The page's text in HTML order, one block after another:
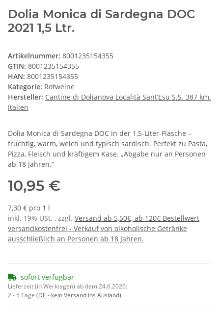
Dolia Monica di Sardegna DOC
2021 1,5 Ltr.
Artikelnummer: 8001235154355
GTIN: 8001235154355
HAN: 8001235154355
Kategorie: Rotweine
Hersteller: Cantine di Dolianova Località Sant’Esu S.S. 387 km.
Italien
Dolia Monica di Sardegna DOC in der 1,5-Liter-Flasche –
fruchtig, warm, weich und typisch sardisch. Perfekt zu Pasta,
Pizza, Fleisch und kräftigem Käse. „Abgabe nur an Personen
ab 18 Jahren.“
10,95 €
7,30 € pro 1 l
inkl. 19% USt. , zzgl. Versand ab 5,50€, ab 120€ Bestellwert
versandkostenfrei - Verkauf von alkoholische Getränke
ausschließlich an Personen ab 18 Jahren.
sofort verfügbar
Lieferzeit (in Werktagen) ab dem 24.6.2026:
2 - 5 Tage (DE - kein Versand ins Ausland)